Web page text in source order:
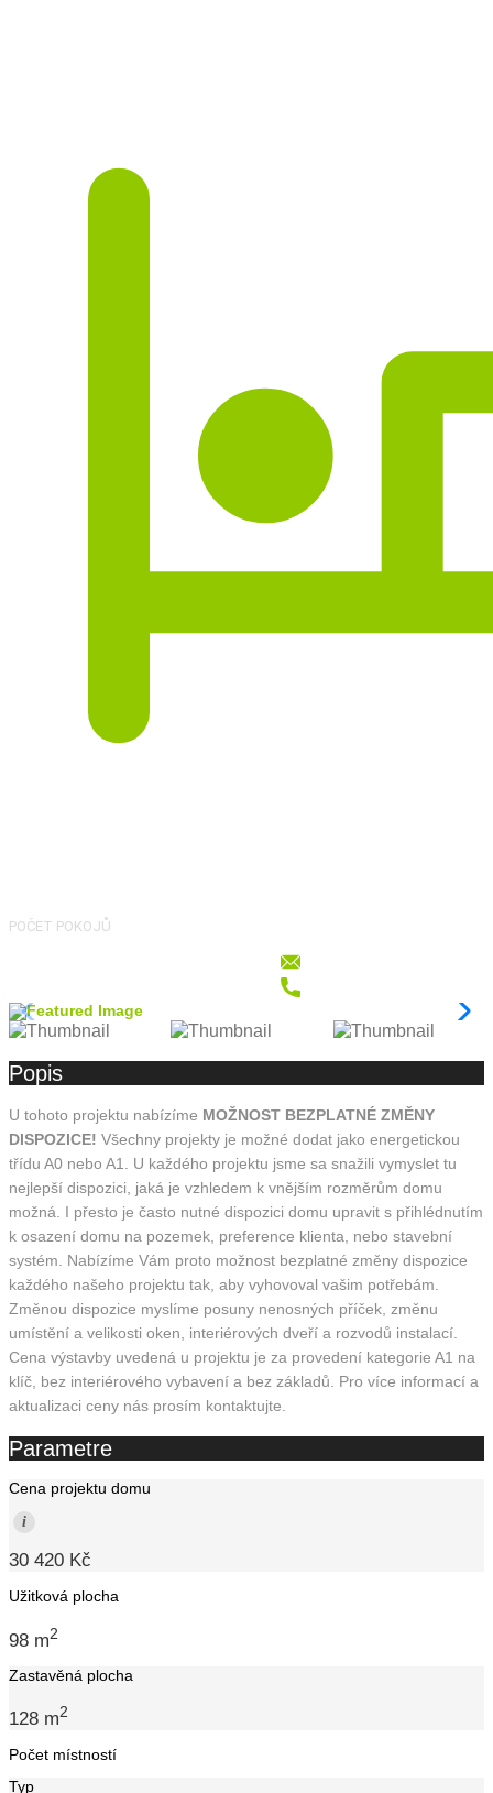
POČET POKOJŮ
Popis
U tohoto projektu nabízíme MOŽNOST BEZPLATNÉ ZMĚNY
DISPOZICE! Všechny projekty je možné dodat jako energetickou
třídu A0 nebo A1. U každého projektu jsme sa snažili vymyslet tu
nejlepší dispozici, jaká je vzhledem k vnějším rozměrům domu
možná. I přesto je často nutné dispozici domu upravit s přihlédnutím
k osazení domu na pozemek, preference klienta, nebo stavební
systém. Nabízíme Vám proto možnost bezplatné změny dispozice
každého našeho projektu tak, aby vyhovoval vašim potřebám.
Změnou dispozice myslíme posuny nenosných příček, změnu
umístění a velikosti oken, interiérových dveří a rozvodů instalací.
Cena výstavby uvedená u projektu je za provedení kategorie A1 na
klíč, bez interiérového vybavení a bez základů. Pro více informací a
aktualizaci ceny nás prosím kontaktujte.
Parametre
Cena projektu domu
i
30 420 Kč
Užitková plocha
98 m2
Zastavěná plocha
128 m2
Počet místností
Typ